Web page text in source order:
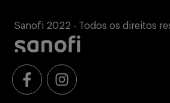
Sanofi 2022 - Todos os direitos